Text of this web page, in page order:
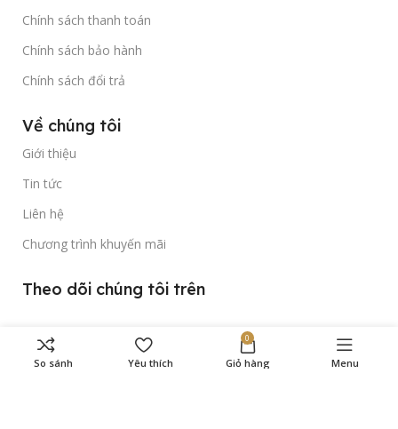
Chính sách thanh toán
Chính sách bảo hành
Chính sách đổi trả
Về chúng tôi
Giới thiệu
Tin tức
Liên hệ
Chương trình khuyến mãi
Theo dõi chúng tôi trên
Bản quyền thuộc về Gold Time Watch © 2023.
So sánh Yêu thích
0
Giỏ hàng Menu